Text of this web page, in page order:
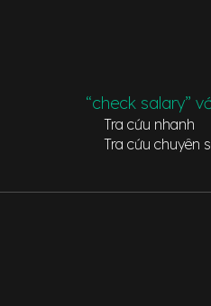
“check salary”
Tra cứu nhanh
Tra cứu chuyên